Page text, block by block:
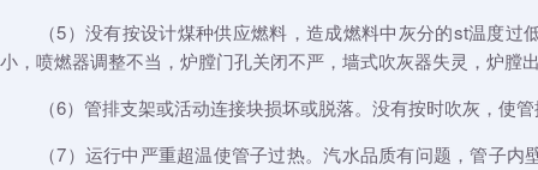
（5）没有按设计煤种供应燃料，造成燃料中灰分的st温度
小，喷燃器调整不当，炉膛门孔关闭不严，墙式吹灰器失灵，炉膛
（6）管排支架或活动连接块损坏或脱落。没有按时吹灰，使
（7）运行中严重超温使管子过热。汽水品质有问题，管子